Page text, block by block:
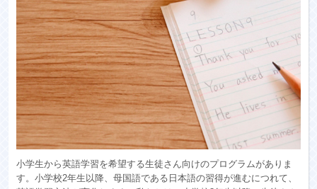
小学生から英語学習を希望する生徒さん向けのプログラムがありま
す。小学校2年生以降、母国語である日本語の習得が進むにつれて、